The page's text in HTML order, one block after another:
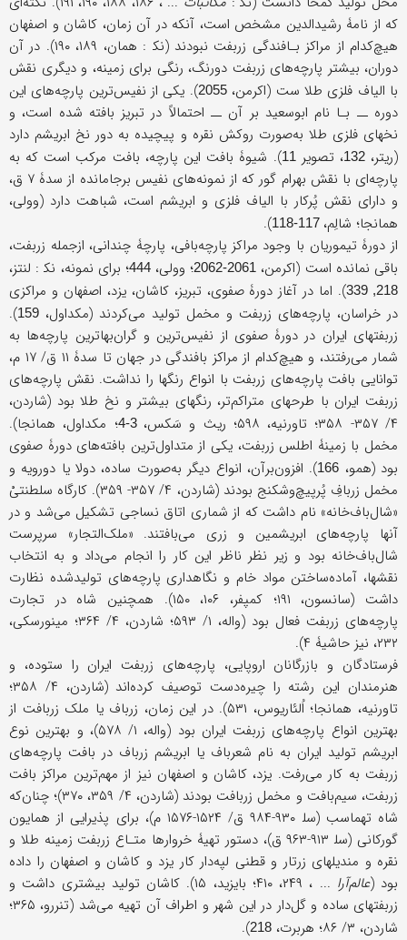
که از نامۀ رشیدالدین مشخص است، آنکه در آن زمان، کاشان و اصفهان
هیچ‌کدام از مراکز بـافندگی زربفت نبودند (نک‍ : همان، ۱۸۹، ۱۹۰). در آن
دوران، بیشتر پارچه‌های زربفت دورنگ، رنگی برای زمینه، و دیگری نقش
با الیاف فلزی طلا ست (اکرمن،2055). یکی از نفیس‌ترین پارچه‌های این
دوره ــ بـا نام ابوسعید بر آن ــ احتمالاً در تبریز بافته شده است، و
نخهای فلزی طلا به‌صورت روکش نقره و پیچیده به دور نخ ابریشم دارد
(ریتر،132، تصویر11). شیوۀ بافت این پارچه، بافت مرکب است که به
پارچه‌ای با نقش بهرام گور که از نمونه‌های نفیس برجامانده از سدۀ ۷ ق،
و دارای نقش پُرکار با الیاف فلزی و ابریشم است، شباهت دارد (وولی،
همانجا؛ شالِم،
).
از دورۀ تیموریان با وجود مراکز پارچه‌بافی، پارچۀ چندانی، ازجمله زربفت،
باقی نمانده است (اکرمن، 2061-2062 ؛ وولی،444؛ برای نمونه، نک‍ : لنتز،
218, 339
). اما در آغاز دورۀ صفوی، تبریز، کاشان، یزد، اصفهان و مراکزی
در خراسان، پارچه‌های زربفت و مخمل تولید می‌کردند (مکداول، 159
).
زربفتهای ایران در دورۀ صفوی از نفیس‌ترین و گران‌بها‌ترین پارچه‌ها به
‌شمار می‌رفتند، و هیچ‌کدام از مراکز بافندگی در جهان تا سدۀ ۱۱ ق/ ۱۷ م،
توانایی بافت پارچه‌های زربفت با انواع رنگها را نداشت. نقش پارچه‌های
زربفت ایران با طرحهای متراکم‌تر، رنگهای بیشتر و نخ طلا بود (شاردن،
۴/ ۳۵۷- ۳۵۸؛ تاورنیه، ۵۹۸؛ ریث و سَکس،
3-4
؛ مکداول، همانجا).
مخمل با زمینۀ اطلس زربفت، یکی از متداول‌ترین بافته‌های دورۀ صفوی
بود (همو، 166). افزون‌برآن، انواع دیگر به‌صورت ساده، دولا یا دورویه و
مخمل زربافِ پُرپیچ‌وشکنج بودند (شاردن، ۴/ ۳۵۷- ۳۵۹). کارگاه سلطنتیْ
«شال‌باف‌خانه» نام داشت که از شماری اتاق نساجی تشکیل می‌شد و در
آنها پارچه‌های ابریشمین و زری می‌بافتند. «ملک‌التجار» سرپرست
شال‌باف‌خانه بود و زیر نظر ناظر این کار را انجام می‌داد و به انتخاب
نقشها، آماده‌ساختن مواد خام و نگاهداری پارچه‌های تولیدشده نظارت
داشت (سانسون، ۱۹۱؛ کمپفر، ۱۰۶، ۱۵۰). همچنین شاه در تجارت
پارچه‌های زربفت فعال بود (واله، ۱/ ۵۹۳؛ شاردن، ۴/ ۳۶۴؛ مینورسکی،
۲۳۲، نیز حاشیۀ ۴).
فرستادگان و بازرگانان اروپایی، پارچه‌های زربفت ایران را ستوده، و
هنرمندان این رشته را چیره‌دست توصیف کرده‌اند (شاردن، ۴/ ۳۵۸؛
تاورنیه، همانجا؛ اُلئاریوس، ۵۳۱). در این زمان، زرباف یا ملک زربافت از
بهترین انواع پارچه‌های زربفت ایران بود (واله، ۱/ ۵۷۸)، و بهترین نوع
ابریشم تولید ایران به نام شعرباف یا ابریشم زرباف در بافت پارچه‌های
زربفت به کار می‌رفت. یزد، کاشان و اصفهان نیز از مهم‌ترین مراکز بافت
زربفت، سیم‌بافت و مخمل زربافت بودند (شاردن، ۴/ ۳۵۹، ۳۷۰)؛ چنان‌که
شاه تهماسب (سل‍ ۹۳۰-۹۸۴ ق/ ۱۵۲۴-۱۵۷۶ م)، برای پذیرایی از همایون
گورکانی (سل‍ ۹۱۳-۹۶۳ ق)، دستور تهیۀ خروارها متـاع زربفت زمینه طلا و
نقره و مندیلهای زرتار و قطنی لپه‌دار کار یزد و کاشان و اصفهان را داده
بود (عالم‌آرا
... ، ۲۴۹، ۴۱۰؛ بایزید، ۱۵). کاشان تولید بیشتری داشت و
زربفتهای ساده و گل‌دار در این شهر و اطراف آن تهیه می‌شد (تنررو، ۳۶۵؛
شاردن، ۳/ ۸۶؛ هربرت،
218
).